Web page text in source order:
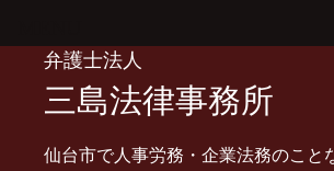
content
弁護士法人
三島法律事務所
仙台市で人事労務・企業法務のこと